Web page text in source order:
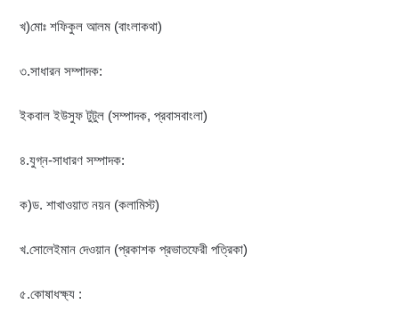
খ)মোঃ শফিকুল আলম (বাংলাকথা)
৩.সাধারন সম্পাদক:
ইকবাল ইউসুফ টুটুল (সম্পাদক, প্রবাসবাংলা)
৪.যুগ্ন-সাধারণ সম্পাদক:
ক)ড. শাখাওয়াত নয়ন (কলামিস্ট)
খ.সোলেইমান দেওয়ান (প্রকাশক প্রভাতফেরী পত্রিকা)
৫.কোষাধক্ষ্য :